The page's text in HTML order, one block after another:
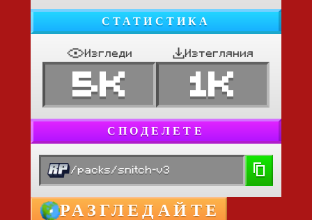
СТАТИСТИКА
Изгледи
5K
Изтегляния
1K
СПОДЕЛЕТЕ
/packs/snitch-v3
РАЗГЛЕДАЙТЕ